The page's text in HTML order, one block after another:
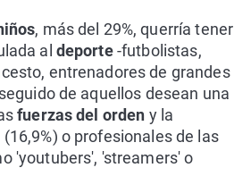
, más del 29%, querría tener
al deporte-futbolistas,
entrenadores de grandes
de aquellos desean una
fuerzas del orden y la
o profesionales de las
'youtubers', 'streamers' o